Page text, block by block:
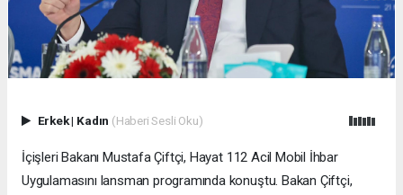
Erkek| Kadın (Haberi Sesli Oku)
İçişleri Bakanı Mustafa Çiftçi, Hayat 112 Acil Mobil İhbar
Uygulamasını lansman programında konuştu. Bakan Çiftçi,